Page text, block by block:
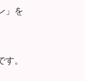
」を
。